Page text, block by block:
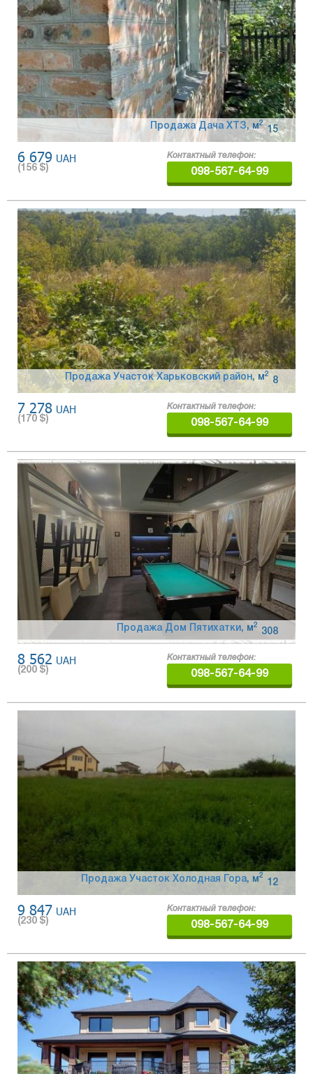
Продажа Дача ХТЗ, 15
м2
6 679 UAH
(156 $)
Контактный телефон:
098-567-64-99
Продажа Участок Харьковский район , 8
м 2
7 278 UAH
(170 $)
Контактный телефон:
098-567-64-99
Продажа Дом Пятихатки, 308
м2
8 562 UAH
(200 $)
Контактный телефон:
098-567-64-99
Продажа Участок Холодная Гора, 12
м2
9 847 UAH
(230 $)
Контактный телефон:
098-567-64-99